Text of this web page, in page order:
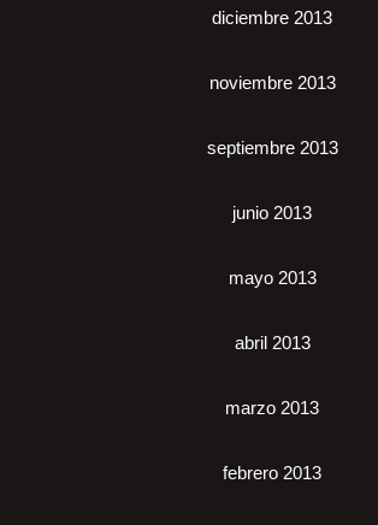
diciembre 2013
noviembre 2013
septiembre 2013
junio 2013
mayo 2013
abril 2013
marzo 2013
febrero 2013